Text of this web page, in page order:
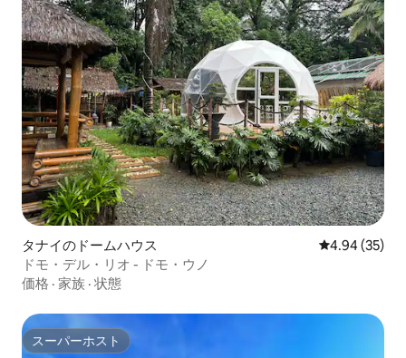
タナイのドームハウス レビュー35
4.94 (35)
ドモ・デル・リオ - ドモ・ウノ
価格 · 家族 · 状態
スーパーホスト
スーパーホスト